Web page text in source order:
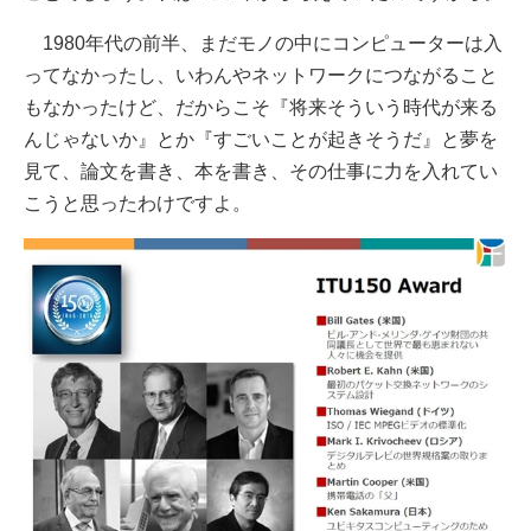
1980年代の前半、まだモノの中にコンピューターは入
ってなかったし、いわんやネットワークにつながること
もなかったけど、だからこそ『将来そういう時代が来る
んじゃないか』とか『すごいことが起きそうだ』と夢を
見て、論文を書き、本を書き、その仕事に力を入れてい
こうと思ったわけですよ。